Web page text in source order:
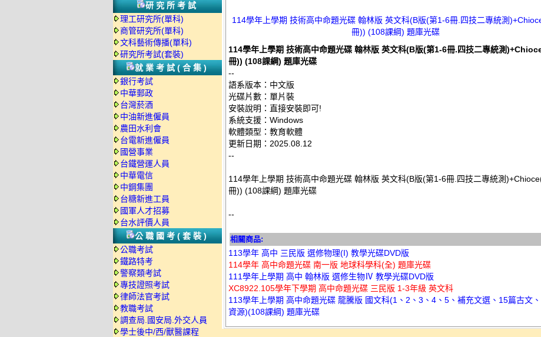
研究所考試
理工研究所(單科)
商管研究所(單科)
文科藝術傳播(單科)
研究所考試(套裝)
就業考試(合集)
銀行考試
中華郵政
台灣菸酒
中油新進僱員
農田水利會
台電新進僱員
國營事業
台鐵營運人員
中華電信
中鋼集團
台糖新進工員
國軍人才招募
台水評價人員
公職國考(套裝)
公職考試
鐵路特考
警察類考試
專技證照考試
律師法官考試
教職考試
調查局.國安局.外交人員
學士後中/西/獸醫課程
114學年上學期 技術高中命題光碟 翰林版 英文科(B版(第1-6冊.四技二專統測
冊)) (108課綱) 題庫光碟
114學年上學期 技術高中命題光碟 翰林版 英文科(B版(第1-6冊.四技二專統測
冊)) (108課綱) 題庫光碟
--
語系版本：中文版
光碟片數：單片裝
安裝說明：直接安裝即可!
系統支援：Windows
軟體類型：教育軟體
更新日期：2025.08.12
--
114學年上學期 技術高中命題光碟 翰林版 英文科(B版(第1-6冊.四技二專統測
冊)) (108課綱) 題庫光碟
--
相關商品:
113學年 高中 三民版 選修物理(I) 教學光碟DVD版
114學年 高中命題光碟 南一版 地球科學科(全) 題庫光碟
111學年上學期 高中 翰林版 選修生物Ⅳ 教學光碟DVD版
XC8922.105學年下學期 高中命題光碟 三民版 1-3年級 英文科
113學年上學期 高中命題光碟 龍騰版 國文科(1、2、3、4、5、補充文選、15篇古文
資源)(108課綱) 題庫光碟